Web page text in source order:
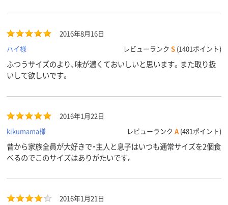
2016年8月16日
ハイ様
レビューランク S (1401ポイント)
ふつうサイズのより、味が濃くておいしいと思います。また取り扱
いして欲しいです。
2016年1月22日
kikumama様
レビューランク A (481ポイント)
昔から家族全員が大好きで・主人と息子はいつも通常サイズを2個食
べるのでこのサイズはありがたいです。
2016年1月21日